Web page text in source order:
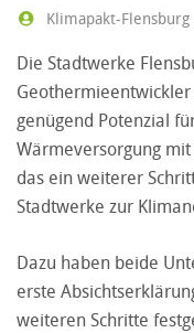
Klimapakt-Flensburg
Die Stadtwerke
genügend Potenzial
Wärmeversorgung
das ein weiterer
Stadtwerke zur
Dazu haben beide
erste
weiteren Schritte